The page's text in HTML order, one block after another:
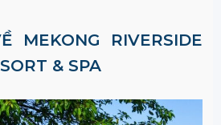
MEKONG RIVERSIDE
& SPA